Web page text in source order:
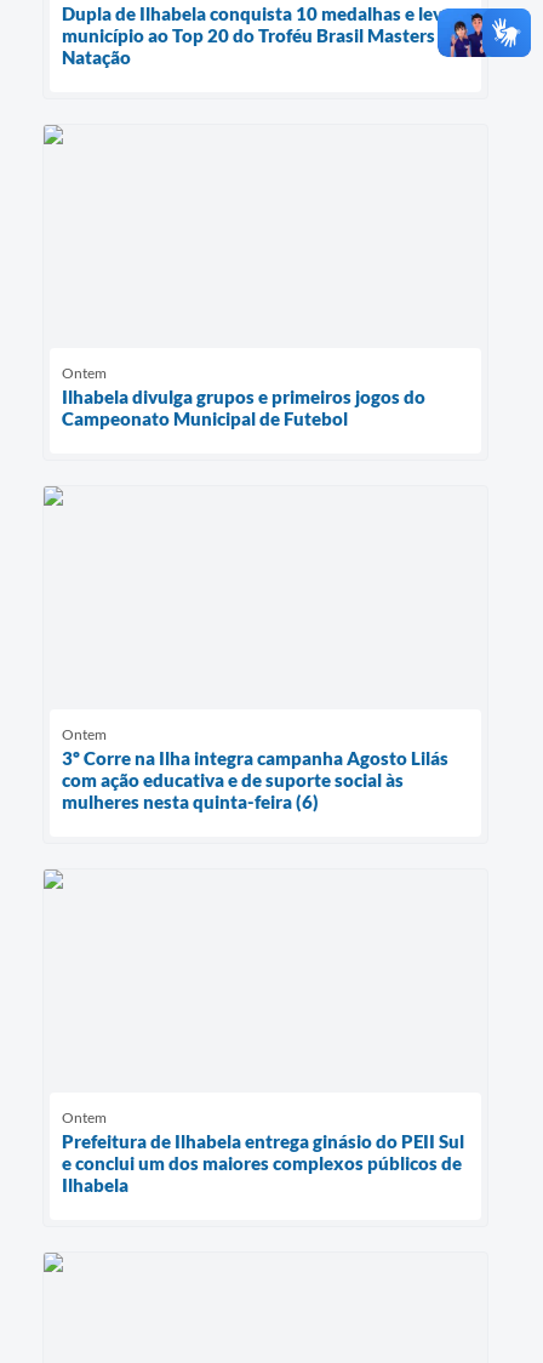
Dupla de Ilhabela conquista 10 medalhas e leva
município ao Top 20 do Troféu Brasil Masters de
Natação
Ontem
Ilhabela divulga grupos e primeiros jogos do
Campeonato Municipal de Futebol
Ontem
3º Corre na Ilha integra campanha Agosto Lilás
com ação educativa e de suporte social às
mulheres nesta quinta-feira (6)
Ontem
Prefeitura de Ilhabela entrega ginásio do PEII Sul
e conclui um dos maiores complexos públicos de
Ilhabela